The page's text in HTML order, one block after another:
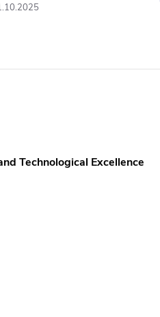
Technological Excellence